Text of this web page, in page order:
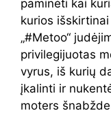
paminėti kai
kurios
„#Metoo“
privilegijuotas
vyrus, iš kurių
įkalinti ir
moters